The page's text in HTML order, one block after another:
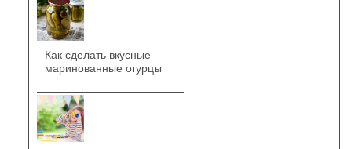
Как сделать вкусные
маринованные огурцы